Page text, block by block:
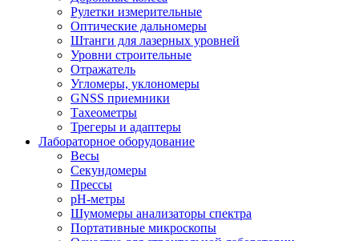
Рулетки измерительные
Оптические дальномеры
Штанги для лазерных уровней
Уровни строительные
Отражатель
Угломеры, уклономеры
GNSS приемники
Тахеометры
Трегеры и адаптеры
Лабораторное оборудование
Весы
Секундомеры
Прессы
pH-метры
Шумомеры анализаторы спектра
Портативные микроскопы